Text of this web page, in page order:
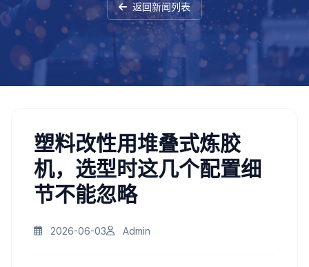
返回新闻列表
塑料改性用堆叠式炼胶
机，选型时这几个配置细
节不能忽略
2026-06-03 Admin